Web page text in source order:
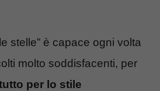
stelle” è capace ogni volta
molto soddisfacenti, per
per lo stile